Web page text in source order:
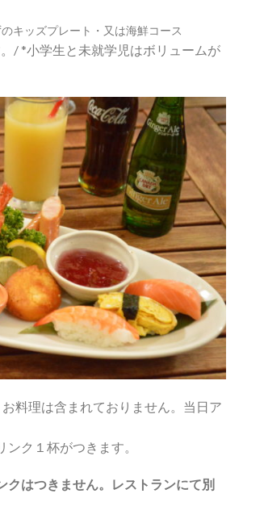
キッズプレート・又は海鮮コース
/ *小学生と未就学児はボリュームが
料理は含まれておりません。当日ア
ク１杯がつきます。
はつきません。レストランにて別